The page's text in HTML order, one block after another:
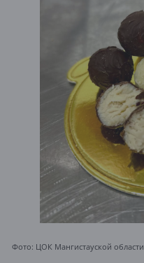
Фото: ЦОК Мангистауской области